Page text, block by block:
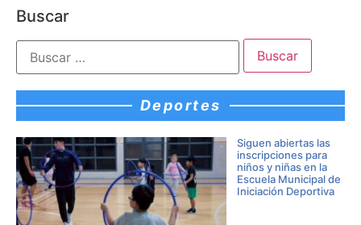
Buscar
Deportes
Siguen abiertas las
inscripciones para
niños y niñas en la
Escuela Municipal de
Iniciación Deportiva